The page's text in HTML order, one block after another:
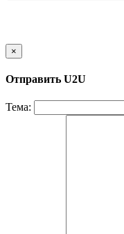
×
Отправить U2U
Тема: